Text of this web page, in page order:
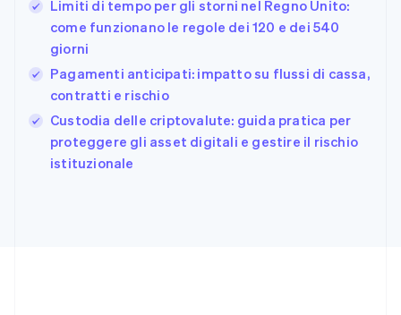
Limiti di tempo per gli storni nel Regno Unito:
come funzionano le regole dei 120 e dei 540
giorni
Pagamenti anticipati: impatto su flussi di cassa,
contratti e rischio
Custodia delle criptovalute: guida pratica per
proteggere gli asset digitali e gestire il rischio
istituzionale
Germania
DeutschEnglish
Giappone
日本語 English
Gibilterra
English
Grecia
English
India